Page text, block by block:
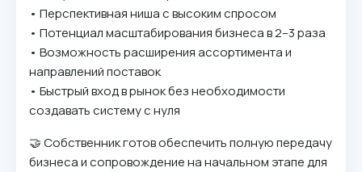
• Перспективная ниша с высоким спросом
• Потенциал масштабирования бизнеса в 2–3 раза
• Возможность расширения ассортимента и
направлений поставок
• Быстрый вход в рынок без необходимости
создавать систему с нуля
🤝 Собственник готов обеспечить полную передачу
бизнеса и сопровождение на начальном этапе для